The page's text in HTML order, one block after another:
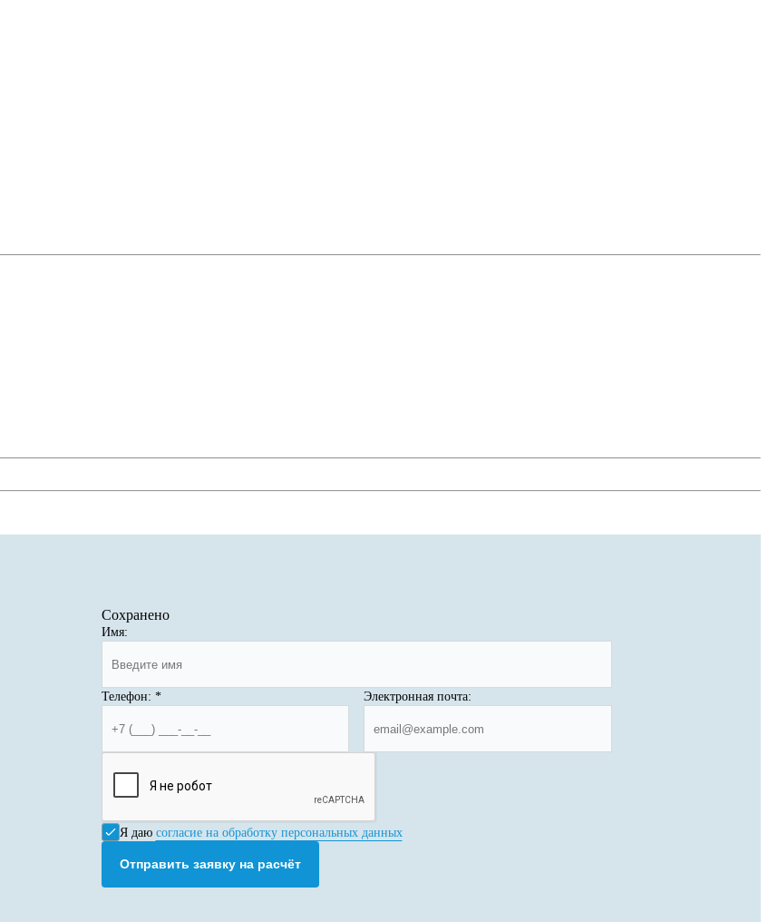
Сохранено
Имя:
Телефон: * Электронная почта:
Я даю согласие на обработку персональных данных
Отправить заявку на расчёт